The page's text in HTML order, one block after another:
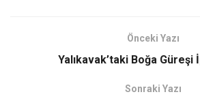
Önceki Yazı
Yalıkavak’taki Boğa Güreşi
Sonraki Yazı